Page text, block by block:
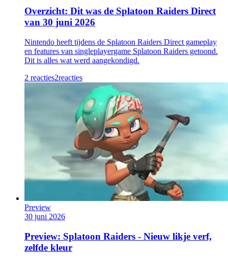
Overzicht: Dit was de Splatoon Raiders Direct
van 30 juni 2026
Nintendo heeft tijdens de Splatoon Raiders Direct gameplay
en features van singleplayergame Splatoon Raiders getoond.
Dit is alles wat werd aangekondigd.
2 reacties2reacties
Preview
30 juni 2026
Preview: Splatoon Raiders - Nieuw likje verf,
zelfde kleur